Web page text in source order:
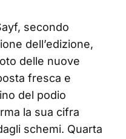
secondo
dell’edizione,
delle nuove
fresca e
del podio
la sua cifra
schemi. Quarta